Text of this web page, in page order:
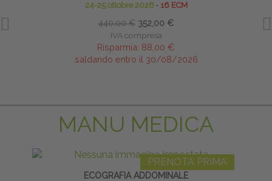
24-25 ottobre 2026 ∙ 16 ECM
440,00 € 352,00 €
IVA compresa
Risparmia: 88,00 €
saldando entro il 30/08/2026
MANU MEDICA
PRENOTA PRIMA
ECOGRAFIA ADDOMINALE